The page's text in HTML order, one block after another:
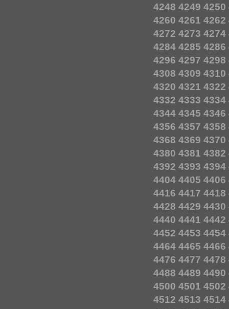
4248 4249 4250
4260 4261 4262
4272 4273 4274
4284 4285 4286
4296 4297 4298
4308 4309 4310
4320 4321 4322
4332 4333 4334
4344 4345 4346
4356 4357 4358
4368 4369 4370
4380 4381 4382
4392 4393 4394
4404 4405 4406
4416 4417 4418
4428 4429 4430
4440 4441 4442
4452 4453 4454
4464 4465 4466
4476 4477 4478
4488 4489 4490
4500 4501 4502
4512 4513 4514